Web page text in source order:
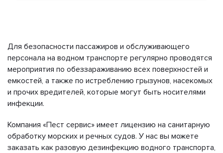
Для безопасности пассажиров и обслуживающего
персонала на водном транспорте регулярно проводятся
мероприятия по обеззараживанию всех поверхностей и
емкостей, а также по истреблению грызунов, насекомых
и прочих вредителей, которые могут быть носителями
инфекции.
Компания «Пест сервис» имеет лицензию на санитарную
обработку морских и речных судов. У нас вы можете
заказать как разовую дезинфекцию водного транспорта,